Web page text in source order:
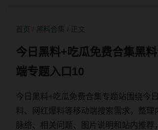
首页 黑料合集
今日黑料+吃瓜免费合集黑
端专题入口10
今日黑料+吃瓜免费合集专题站围绕今
料、网红爆料等移动端搜索需求，整理
脉络、相关问题、图片说明和站内推荐